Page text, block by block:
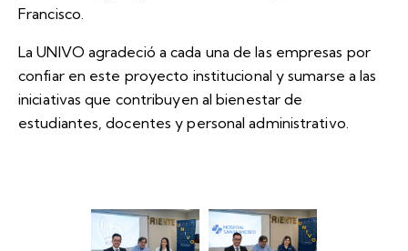
Francisco.
La UNIVO agradeció a cada una de las empresas por
confiar en este proyecto institucional y sumarse a las
iniciativas que contribuyen al bienestar de
estudiantes, docentes y personal administrativo.